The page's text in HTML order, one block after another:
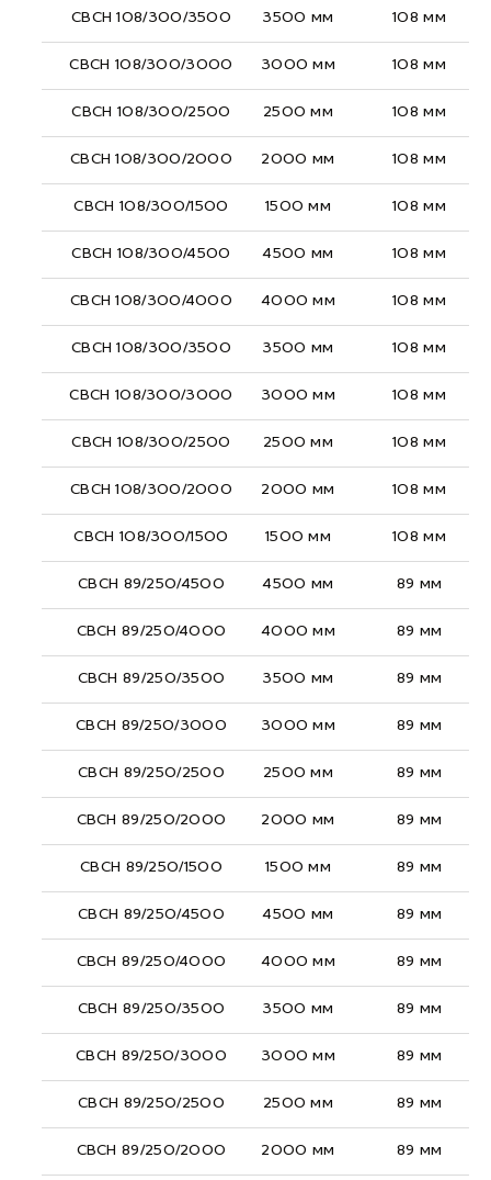
СВСН 108/300/3500 3500 мм 108 мм
СВСН 108/300/3000 3000 мм 108 мм
СВСН 108/300/2500 2500 мм 108 мм
СВСН 108/300/2000 2000 мм 108 мм
СВСН 108/300/1500 1500 мм 108 мм
СВСН 108/300/4500 4500 мм 108 мм
СВСН 108/300/4000 4000 мм 108 мм
СВСН 108/300/3500 3500 мм 108 мм
СВСН 108/300/3000 3000 мм 108 мм
СВСН 108/300/2500 2500 мм 108 мм
СВСН 108/300/2000 2000 мм 108 мм
СВСН 108/300/1500 1500 мм 108 мм
СВСН 89/250/4500 4500 мм 89 мм
СВСН 89/250/4000 4000 мм 89 мм
СВСН 89/250/3500 3500 мм 89 мм
СВСН 89/250/3000 3000 мм 89 мм
СВСН 89/250/2500 2500 мм 89 мм
СВСН 89/250/2000 2000 мм 89 мм
СВСН 89/250/1500 1500 мм 89 мм
СВСН 89/250/4500 4500 мм 89 мм
СВСН 89/250/4000 4000 мм 89 мм
СВСН 89/250/3500 3500 мм 89 мм
СВСН 89/250/3000 3000 мм 89 мм
СВСН 89/250/2500 2500 мм 89 мм
СВСН 89/250/2000 2000 мм 89 мм